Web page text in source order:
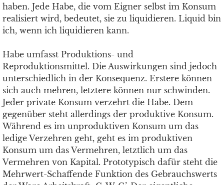
haben. Jede Habe, die vom Eigner selbst im Konsum
realisiert wird, bedeutet, sie zu liquidieren. Liquid bin
ich, wenn ich liquidieren kann.
Habe umfasst Produktions- und
Reproduktionsmittel. Die Auswirkungen sind jedoch
unterschiedlich in der Konsequenz. Erstere können
sich auch mehren, letztere können nur schwinden.
Jeder private Konsum verzehrt die Habe. Dem
gegenüber steht allerdings der produktive Konsum.
Während es im unproduktiven Konsum um das
ledige Verzehren geht, geht es im produktiven
Konsum um das Vermehren, letztlich um das
Vermehren von Kapital. Prototypisch dafür steht die
Mehrwert-Schaffende Funktion des Gebrauchswerts